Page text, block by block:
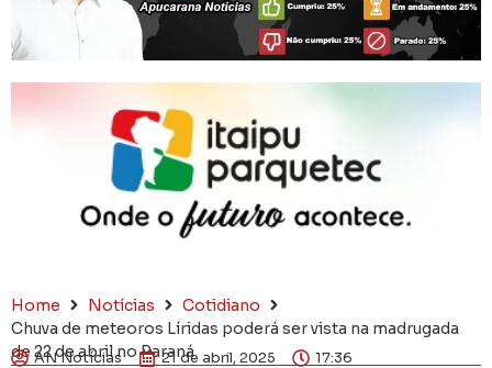
Home Notícias
Cotidiano
Chuva de meteoros Líridas poderá ser vista na madrugada
de 22 de abril no Paraná
AN Notícias 21 de abril, 2025
17:36